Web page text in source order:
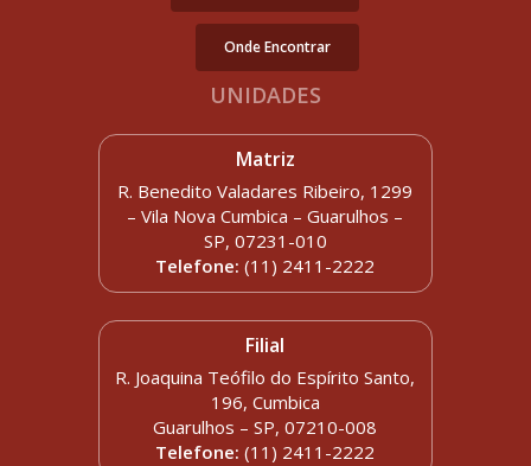
Onde Encontrar
UNIDADES
Matriz
R. Benedito Valadares Ribeiro, 1299
– Vila Nova Cumbica – Guarulhos –
SP, 07231-010
Telefone:(11) 2411-2222
Filial
R. Joaquina Teófilo do Espírito Santo,
196, Cumbica
Guarulhos – SP, 07210-008
Telefone: (11) 2411-2222